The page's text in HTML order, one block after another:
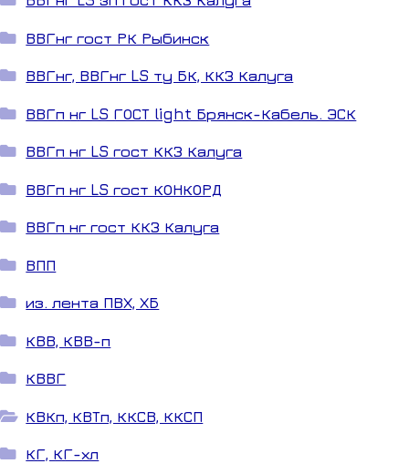
ВВГнг гост РК Рыбинск
ВВГнг, ВВГнг LS ту БК, ККЗ Калуга
ВВГп нг LS ГОСТ light Брянск-Кабель. ЭСК
ВВГп нг LS гост ККЗ Калуга
ВВГп нг LS гост КОНКОРД
ВВГп нг гост ККЗ Калуга
ВПП
из. лента ПВХ, ХБ
КВВ, КВВ-п
КВВГ
КВКп, КВТп, ККСВ, ККСП
КГ, КГ-хл